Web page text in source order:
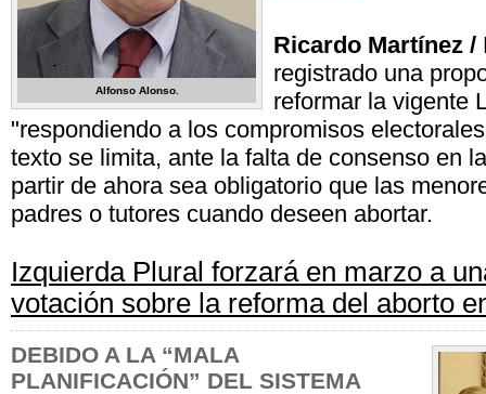
Alfonso Alonso.
Ricardo Martínez /
registrado una
reformar la vigente
"respondiendo a los compromisos
texto se limita, ante la falta de consenso en
partir de ahora sea obligatorio que las
padres o tutores cuando deseen abortar.
Izquierda Plural forzará en marzo a
votación sobre la reforma del aborto
DEBIDO A LA “MALA
PLANIFICACIÓN” DEL SISTEMA